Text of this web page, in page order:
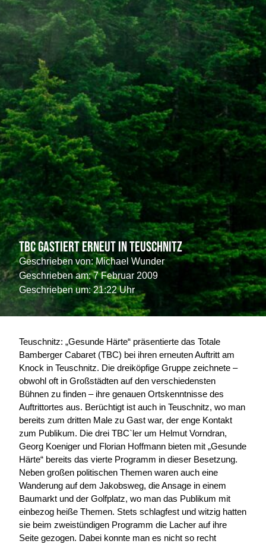
TBC gastiert erneut in Teuschnitz
Geschrieben von:Michael Wunder
Geschrieben am: 7 Februar 2009
Geschrieben um: 21:22 Uhr
Teuschnitz: „Gesunde Härte“ präsentierte das Totale
Bamberger Cabaret (TBC) bei ihren erneuten Auftritt am
Knock in Teuschnitz. Die dreiköpfige Gruppe zeichnete –
obwohl oft in Großstädten auf den verschiedensten
Bühnen zu finden – ihre genauen Ortskenntnisse des
Auftrittortes aus. Berüchtigt ist auch in Teuschnitz, wo man
bereits zum dritten Male zu Gast war, der enge Kontakt
zum Publikum. Die drei TBC`ler um Helmut Vorndran,
Georg Koeniger und Florian Hoffmann bieten mit „Gesunde
Härte“ bereits das vierte Programm in dieser Besetzung.
Neben großen politischen Themen waren auch eine
Wanderung auf dem Jakobsweg, die Ansage in einem
Baumarkt und der Golfplatz, wo man das Publikum mit
einbezog heiße Themen. Stets schlagfest und witzig hatten
sie beim zweistündigen Programm die Lacher auf ihre
Seite gezogen. Dabei konnte man es nicht so recht